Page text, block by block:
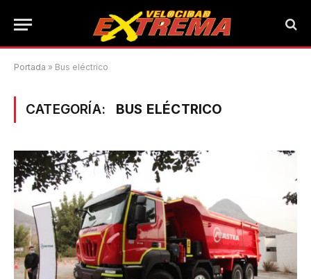
Portada » Bus eléctrico
CATEGORÍA: BUS ELÉCTRICO